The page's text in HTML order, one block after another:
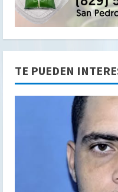
TE PUEDEN